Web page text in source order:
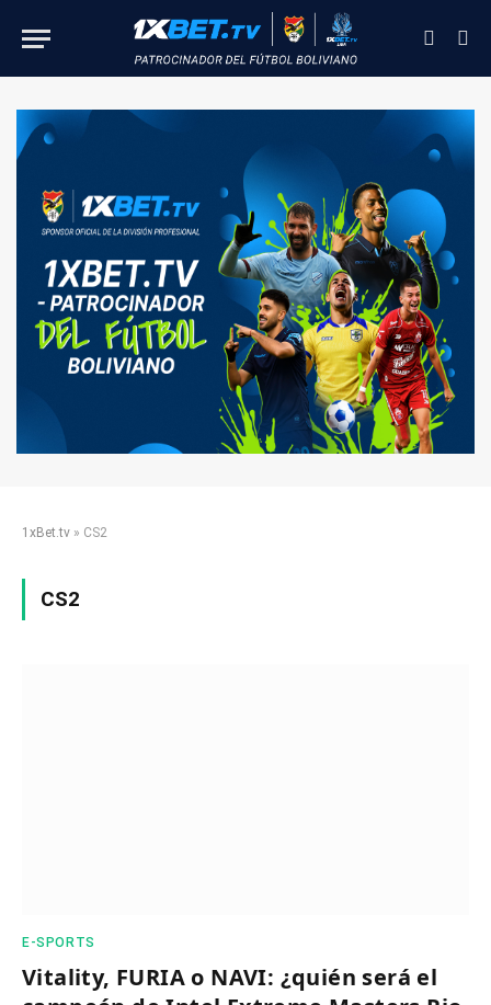
1xBet.tv » CS2
CS2
E-SPORTS
Vitality, FURIA o NAVI: ¿quién será el